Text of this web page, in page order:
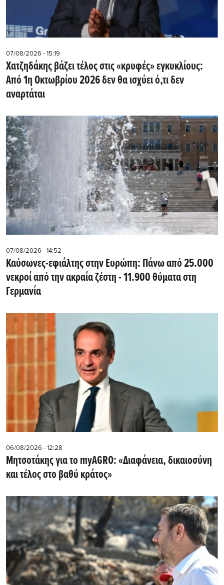
07/08/2026 - 15:19
Χατζηδάκης βάζει τέλος στις «κρυφές» εγκυκλίους:
Από 1η Οκτωβρίου 2026 δεν θα ισχύει ό,τι δεν
αναρτάται
07/08/2026 - 14:52
Καύσωνες-εφιάλτης στην Ευρώπη: Πάνω από 25.000
νεκροί από την ακραία ζέστη - 11.900 θύματα στη
Γερμανία
06/08/2026 - 12:28
Μητσοτάκης για το myAGRO: «Διαφάνεια, δικαιοσύνη
και τέλος στο βαθύ κράτος»